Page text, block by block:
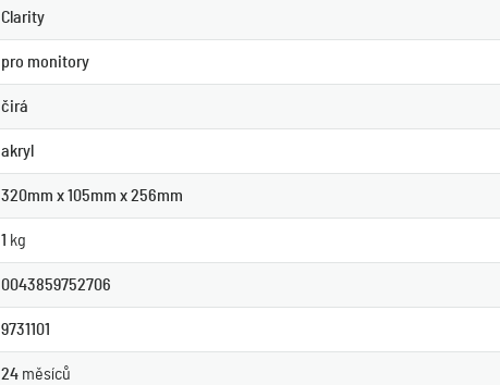
Clarity
pro monitory
čirá
akryl
320mm x 105mm x 256mm
1 kg
0043859752706
9731101
24 měsíců